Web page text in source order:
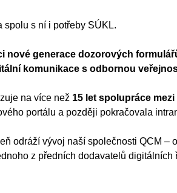
spolu s ní i potřeby SÚKL.
nové generace dozorových
komunikace s odbornou
na více než 15 let spolupráce mezi
portálu a později pokračovala
odráží vývoj naší společnosti QCM –
z předních dodavatelů digitálních